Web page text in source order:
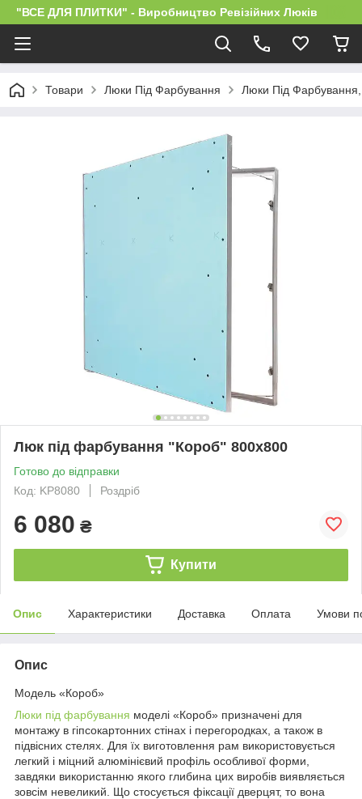
"ВСЕ ДЛЯ ПЛИТКИ" - Виробництво Ревізійних Люків
Товари Люки Під Фарбування Люки Під
Люк під фарбування "Короб" 800х800
Готово до відправки
Код: KP8080
Роздріб
6 080 ₴
Купити
Опис Характеристики Доставка Оплата Умови
Опис
Модель «Короб»
Люки під фарбування моделі «Короб» призначені для
монтажу в гіпсокартонних стінах і перегородках, а також в
підвісних стелях. Для їх виготовлення рам використовується
легкий і міцний алюмінієвий профіль особливої форми,
завдяки використанню якого глибина цих виробів виявляється
зовсім невеликий. Що стосується фіксації дверцят, то вона